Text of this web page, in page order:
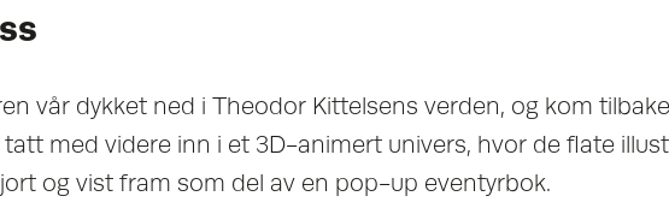
vår dykket ned i Theodor Kittelsens verden, og kom
med videre inn i et 3D-animert univers, hvor de flate
og vist fram som del av en pop-up eventyrbok.